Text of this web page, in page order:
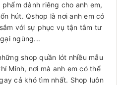
dành riêng cho anh em,
hút. Qshop là nơi anh em có
với sự phục vụ tận tâm tư
ngùng...
shop quần lót nhiều mẫu
Minh, nơi mà anh em có thể
cả khó tìm nhất. Shop luôn